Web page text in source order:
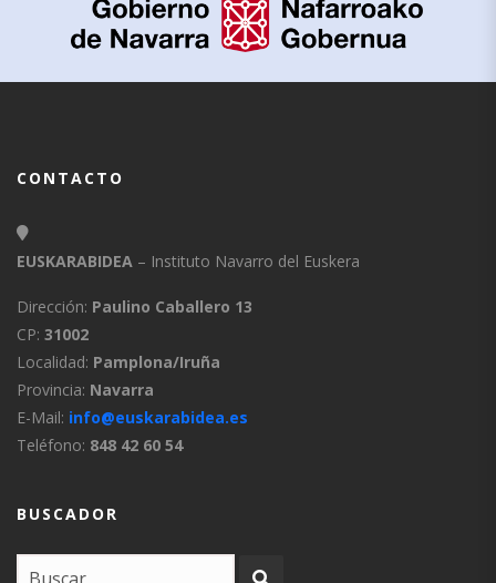
CONTACTO
EUSKARABIDEA – Instituto Navarro del Euskera
Dirección: Paulino Caballero 13
CP: 31002
Localidad: Pamplona/Iruña
Provincia: Navarra
E-Mail: info@euskarabidea.es
Teléfono: 848 42 60 54
BUSCADOR